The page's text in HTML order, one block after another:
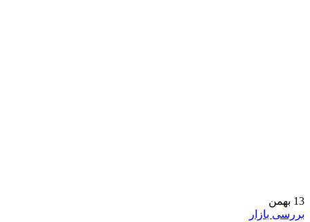
13 بهمن
بررسی بازار